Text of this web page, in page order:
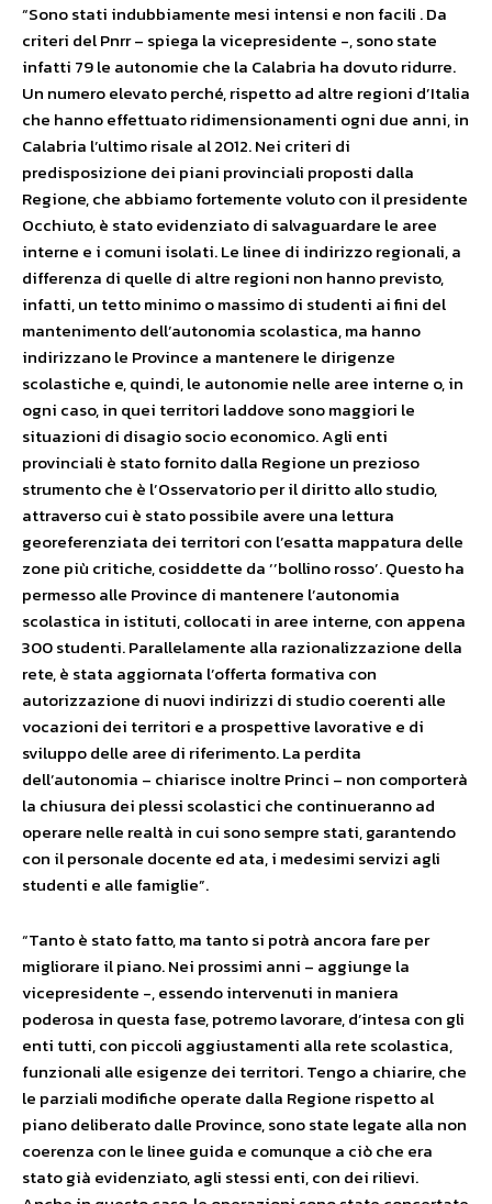
“Sono stati indubbiamente mesi intensi e non facili . Da
criteri del Pnrr – spiega la vicepresidente -, sono state
infatti 79 le autonomie che la Calabria ha dovuto ridurre.
Un numero elevato perché, rispetto ad altre regioni d’Italia
che hanno effettuato ridimensionamenti ogni due anni, in
Calabria l’ultimo risale al 2012. Nei criteri di
predisposizione dei piani provinciali proposti dalla
Regione, che abbiamo fortemente voluto con il presidente
Occhiuto, è stato evidenziato di salvaguardare le aree
interne e i comuni isolati. Le linee di indirizzo regionali, a
differenza di quelle di altre regioni non hanno previsto,
infatti, un tetto minimo o massimo di studenti ai fini del
mantenimento dell’autonomia scolastica, ma hanno
indirizzano le Province a mantenere le dirigenze
scolastiche e, quindi, le autonomie nelle aree interne o, in
ogni caso, in quei territori laddove sono maggiori le
situazioni di disagio socio economico. Agli enti
provinciali è stato fornito dalla Regione un prezioso
strumento che è l’Osservatorio per il diritto allo studio,
attraverso cui è stato possibile avere una lettura
georeferenziata dei territori con l’esatta mappatura delle
zone più critiche, cosiddette da ‘’bollino rosso’. Questo ha
permesso alle Province di mantenere l’autonomia
scolastica in istituti, collocati in aree interne, con appena
300 studenti. Parallelamente alla razionalizzazione della
rete, è stata aggiornata l’offerta formativa con
autorizzazione di nuovi indirizzi di studio coerenti alle
vocazioni dei territori e a prospettive lavorative e di
sviluppo delle aree di riferimento. La perdita
dell’autonomia – chiarisce inoltre Princi – non comporterà
la chiusura dei plessi scolastici che continueranno ad
operare nelle realtà in cui sono sempre stati, garantendo
con il personale docente ed ata, i medesimi servizi agli
studenti e alle famiglie”.
“Tanto è stato fatto, ma tanto si potrà ancora fare per
migliorare il piano. Nei prossimi anni – aggiunge la
vicepresidente -, essendo intervenuti in maniera
poderosa in questa fase, potremo lavorare, d’intesa con gli
enti tutti, con piccoli aggiustamenti alla rete scolastica,
funzionali alle esigenze dei territori. Tengo a chiarire, che
le parziali modifiche operate dalla Regione rispetto al
piano deliberato dalle Province, sono state legate alla non
coerenza con le linee guida e comunque a ciò che era
stato già evidenziato, agli stessi enti, con dei rilievi.